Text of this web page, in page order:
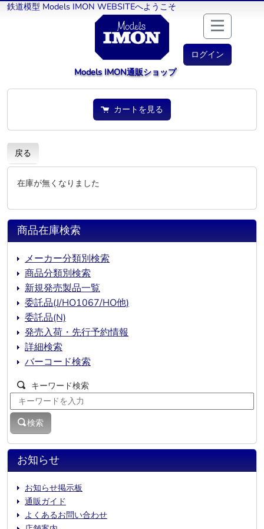
鉄道模型 Models IMON WEBSITEへようこそ
ログイン
Models IMON通販ショップ
カートを見る
戻る
在庫が無くなりました
お知らせ
お知らせ掲示板
通販ガイド
よくあるお問い合わせ
商品在庫検索
メーカー分類別検索
商品分類別検索
新規発売製品一覧
委託品(J/HO1067/HO他)
委託品(N)
発売入荷・先行予約情報
詳細検索
バーコード検索
キーワード検索
検索